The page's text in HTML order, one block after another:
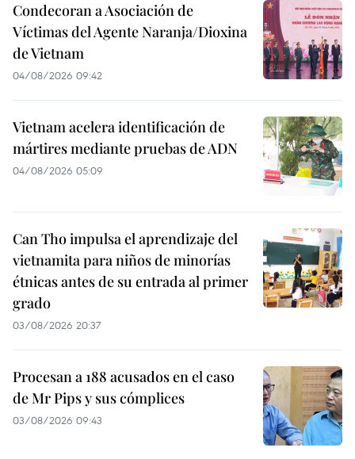
Condecoran a Asociación de
Víctimas del Agente Naranja/Dioxina
de Vietnam
04/08/2026 09:42
Vietnam acelera identificación de
mártires mediante pruebas de ADN
04/08/2026 05:09
Can Tho impulsa el aprendizaje del
vietnamita para niños de minorías
étnicas antes de su entrada al primer
grado
03/08/2026 20:37
Procesan a 188 acusados en el caso
de Mr Pips y sus cómplices
03/08/2026 09:43